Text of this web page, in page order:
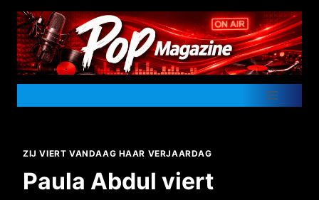
Doorgaan
naar
inhoud
ZIJ VIERT VANDAAG HAAR VERJAARDAG
Paula Abdul viert